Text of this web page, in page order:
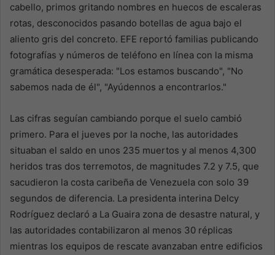
cabello, primos gritando nombres en huecos de escaleras
rotas, desconocidos pasando botellas de agua bajo el
aliento gris del concreto. EFE reportó familias publicando
fotografías y números de teléfono en línea con la misma
gramática desesperada: "Los estamos buscando", "No
sabemos nada de él", "Ayúdennos a encontrarlos."
Las cifras seguían cambiando porque el suelo cambió
primero. Para el jueves por la noche, las autoridades
situaban el saldo en unos 235 muertos y al menos 4,300
heridos tras dos terremotos, de magnitudes 7.2 y 7.5, que
sacudieron la costa caribeña de Venezuela con solo 39
segundos de diferencia. La presidenta interina Delcy
Rodríguez declaró a La Guaira zona de desastre natural, y
las autoridades contabilizaron al menos 30 réplicas
mientras los equipos de rescate avanzaban entre edificios